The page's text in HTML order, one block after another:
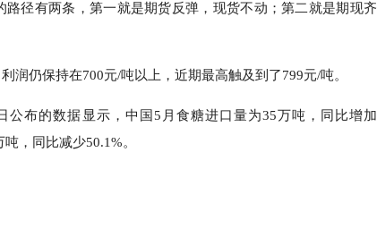
径有两条，第一就是期货反弹，现货不动；第二就是期现齐
润仍保持在700元/吨以上，近期最高触及到了799元/吨。
公布的数据显示，中国5月食糖进口量为35万吨，同比增加
，同比减少50.1%。